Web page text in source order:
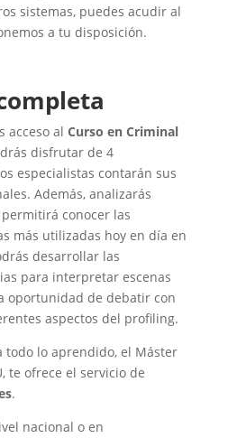
sistemas, puedes acudir al
a tu disposición.
acceso al Curso en Criminal
disfrutar de 4
especialistas contarán sus
Además, analizarás
conocer las
más utilizadas hoy en día en
desarrollar las
para interpretar escenas
oportunidad de debatir con
aspectos del profiling.
todo lo aprendido, el Máster
te ofrece el servicio de
.
nacional o en